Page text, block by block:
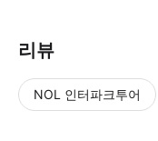
리뷰
NOL 인터파크투어